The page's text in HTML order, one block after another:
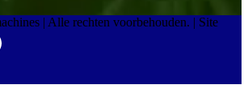
| Alle rechten voorbehouden. | Site